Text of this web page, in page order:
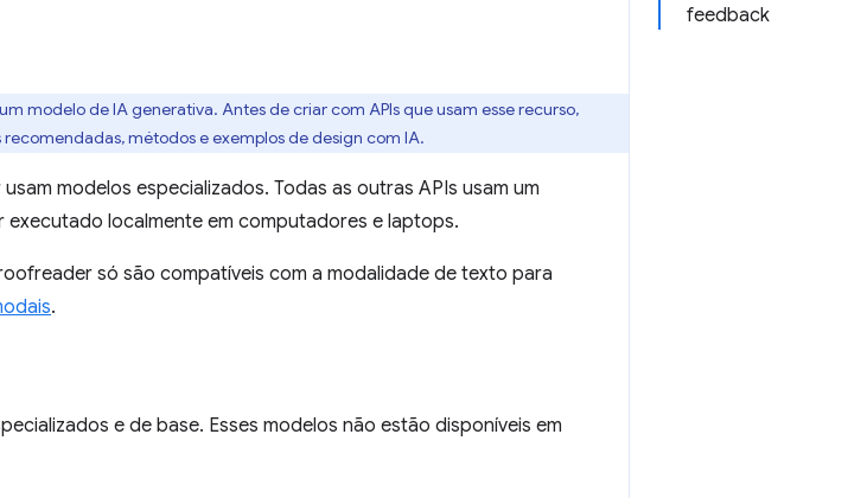
feedback
modelo de IA generativa. Antes de criar com APIs que usam esse recurso,
métodos e exemplos de design com IA.
modelos especializados. Todas as outras APIs usam um
localmente em computadores e laptops.
só são compatíveis com a modalidade de texto para
.
e de base. Esses modelos não estão disponíveis em